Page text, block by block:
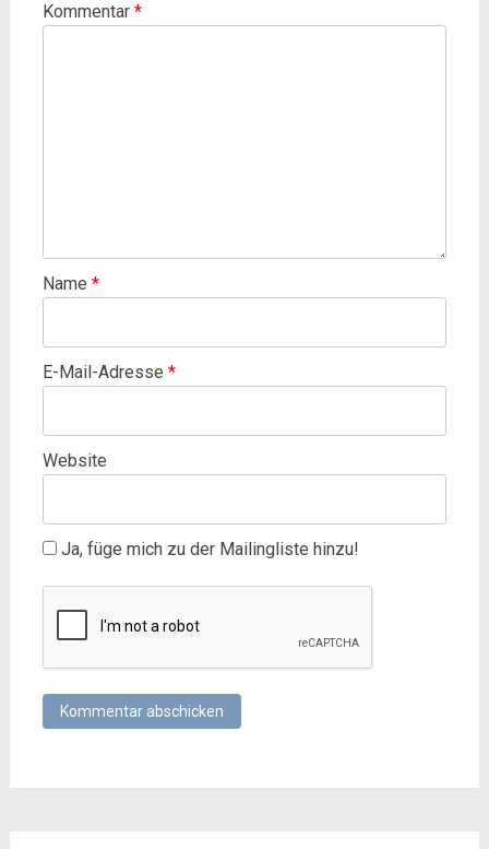
Kommentar *
Name *
E-Mail-Adresse *
Website
Ja, füge mich zu der Mailingliste hinzu!